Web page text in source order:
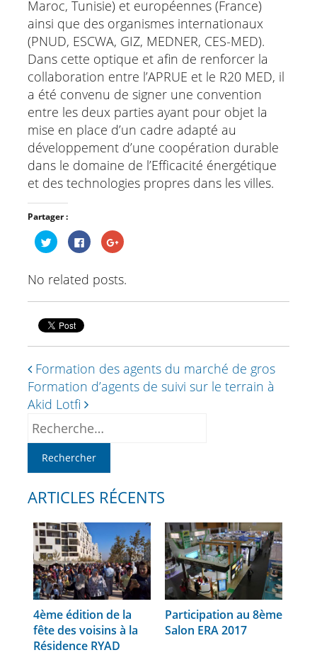
Maroc, Tunisie) et européennes (France)
ainsi que des organismes internationaux
(PNUD, ESCWA, GIZ, MEDNER, CES-MED).
Dans cette optique et afin de renforcer la
collaboration entre l’APRUE et le R20 MED, il
a été convenu de signer une convention
entre les deux parties ayant pour objet la
mise en place d’un cadre adapté au
développement d’une coopération durable
dans le domaine de l’Efficacité énergétique
et des technologies propres dans les villes.
Partager :
Cliquez
pour
partager
Twitter(ouvre
dans
nouvelle
Cliquez
pour
partager
Facebook(ouvre
dans
une
nouvelle
Cliquez
pour
(ouvre
une
No related posts.
Formation des agents du marché de gros
Formation d’agents de suivi sur le terrain à
Akid Lotfi
ARTICLES RÉCENTS
4ème édition de la
fête des voisins à la
Résidence RYAD
Participation au 8ème
Salon ERA 2017